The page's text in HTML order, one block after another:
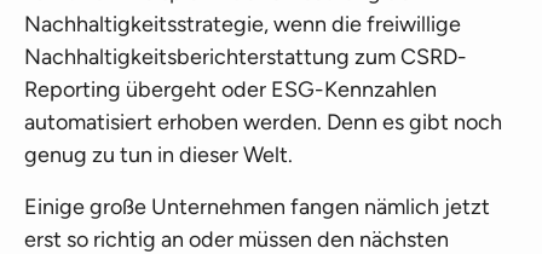
Nachhaltigkeitsstrategie, wenn die freiwillige
Nachhaltigkeitsberichterstattung zum CSRD-
Reporting übergeht oder ESG-Kennzahlen
automatisiert erhoben werden. Denn es gibt noch
genug zu tun in dieser Welt.
Einige große Unternehmen fangen nämlich jetzt
erst so richtig an oder müssen den nächsten